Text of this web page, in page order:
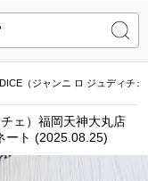
（ジャンニ ロ ジュディチ
ェ）福岡天神大丸店
ト (2025.08.25)